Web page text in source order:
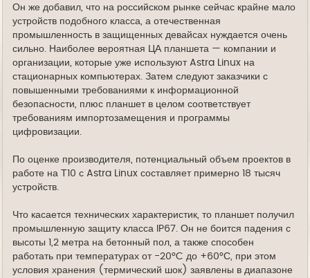
Он же добавил, что на российском рынке сейчас крайне мало
устройств подобного класса, а отечественная
промышленность в защищенных девайсах нуждается очень
сильно. Наиболее вероятная ЦА планшета — компании и
организации, которые уже используют Astra Linux на
стационарных компьютерах. Затем следуют заказчики с
повышенными требованиями к информационной
безопасности, плюс планшет в целом соответствует
требованиям импортозамещения и программы
цифровизации.
По оценке производителя, потенциальный объем проектов в
работе на Т10 с Astra Linux составляет примерно 18 тысяч
устройств.
Что касается технических характеристик, то планшет получил
промышленную защиту класса IP67. Он не боится падения с
высоты 1,2 метра на бетонный пол, а также способен
работать при температурах от -20°C до +60°С, при этом
условия хранения (термический шок) заявлены в диапазоне